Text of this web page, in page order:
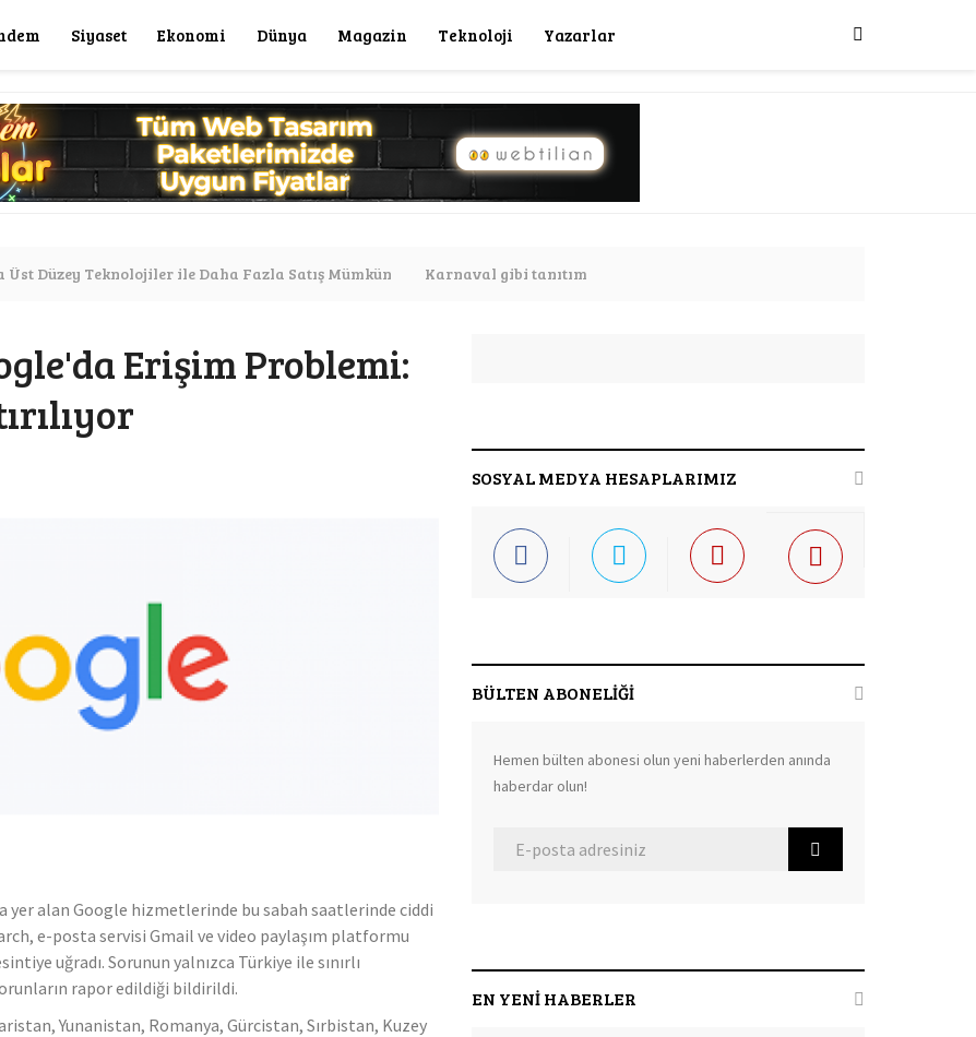
Siyaset Ekonomi Dünya Magazin Teknoloji Yazarlar
Düzey Teknolojiler ile Daha Fazla Satış Mümkün Karnaval gibi tanıtım
Erişim Problemi:
yer alan Google hizmetlerinde bu sabah saatlerinde ciddi
e-posta servisi Gmail ve video paylaşım platformu
uğradı. Sorunun yalnızca Türkiye ile sınırlı
rapor edildiği bildirildi.
Yunanistan, Romanya, Gürcistan, Sırbistan, Kuzey
SOSYAL MEDYA HESAPLARIMIZ
BÜLTEN ABONELİĞİ
Hemen bülten abonesi olun yeni haberlerden anında
haberdar olun!
EN YENİ HABERLER